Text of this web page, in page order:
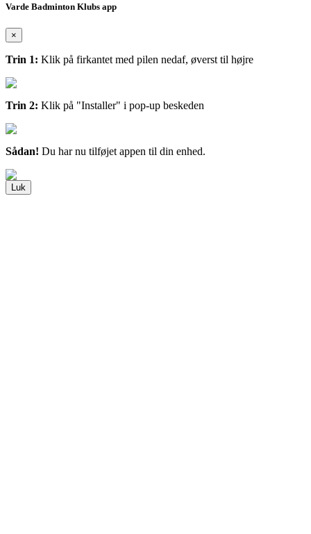
Varde Badminton Klubs app
×
Trin 1: Klik på firkantet med pilen nedaf, øverst til højre
Trin 2: Klik på "Installer" i pop-up beskeden
Sådan! Du har nu tilføjet appen til din enhed.
Luk